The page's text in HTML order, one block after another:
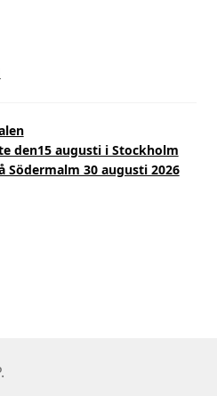
den15 augusti i Stockholm
30 augusti 2026